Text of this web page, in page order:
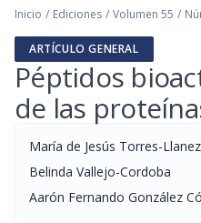
Inicio / Ediciones / Volumen 55 /
ARTÍCULO GENERAL
Péptidos
de las
María de Jesús Torres-Llanez
Belinda Vallejo-Cordoba
Aarón Fernando González